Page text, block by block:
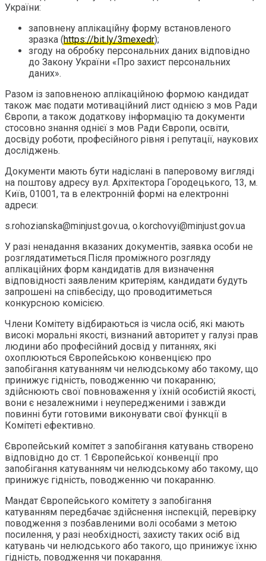
України:
заповнену аплікаційну форму встановленого
зразка (https://bit.ly/3mexedr);
згоду на обробку персональних даних відповідно
до Закону України «Про захист персональних
даних».
Разом із заповненою аплікаційною формою кандидат
також має подати мотиваційний лист однією з мов Ради
Європи, а також додаткову інформацію та документи
стосовно знання однієї з мов Ради Європи, освіти,
досвіду роботи, професійного рівня і репутації, наукових
досліджень.
Документи мають бути надіслані в паперовому вигляді
на поштову адресу вул. Архітектора Городецького, 13, м.
Київ, 01001, та в електронній формі на електронні
адреси:
s.rohozianska@minjust.gov.ua, o.korchovyi@minjust.gov.ua
У разі ненадання вказаних документів, заявка особи не
розглядатиметься.Після проміжного розгляду
аплікаційних форм кандидатів для визначення
відповідності заявленим критеріям, кандидати будуть
запрошені на співбесіду, що проводитиметься
конкурсною комісією.
Члени Комітету відбираються із числа осіб, які мають
високі моральні якості, визнаний авторитет у галузі прав
людини або професійний досвід у питаннях, які
охоплюються Європейською конвенцією про
запобігання катуванням чи нелюдському або такому, що
принижує гідність, поводженню чи покаранню;
здійснюють свої повноваження у їхній особистій якості,
вони є незалежними і неупередженими і завжди
повинні бути готовими виконувати свої функції в
Комітеті ефективно.
Європейський комітет з запобігання катувань створено
відповідно до ст. 1 Європейської конвенції про
запобігання катуванням чи нелюдському або такому, що
принижує гідність, поводженню чи покаранню.
Мандат Європейського комітету з запобігання
катуванням передбачає здійснення інспекцій, перевірку
поводження з позбавленими волі особами з метою
посилення, у разі необхідності, захисту таких осіб від
катувань чи нелюдського або такого, що принижує їхню
гідність, поводження чи покарання.